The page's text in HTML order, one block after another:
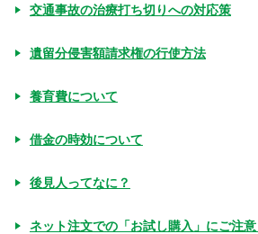
交通事故の治療打ち切りへの対応策
遺留分侵害額請求権の行使方法
養育費について
借金の時効について
後見人ってなに？
ネット注文での「お試し購入」にご注意